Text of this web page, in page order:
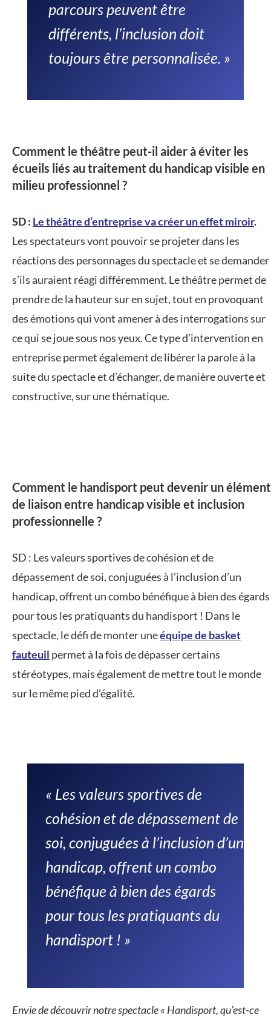
parcours peuvent être
différents, l’inclusion doit
toujours être personnalisée. »
Comment le théâtre peut-il aider à éviter les
écueils liés au traitement du handicap visible en
milieu professionnel ?
SD : Le théâtre d’entreprise va créer un effet miroir.
Les spectateurs vont pouvoir se projeter dans les
réactions des personnages du spectacle et se demander
s’ils auraient réagi différemment. Le théâtre permet de
prendre de la hauteur sur en sujet, tout en provoquant
des émotions qui vont amener à des interrogations sur
ce qui se joue sous nos yeux. Ce type d’intervention en
entreprise permet également de libérer la parole à la
suite du spectacle et d’échanger, de manière ouverte et
constructive, sur une thématique.
Comment le handisport peut devenir un élément
de liaison entre handicap visible et inclusion
professionnelle ?
SD : Les valeurs sportives de cohésion et de
dépassement de soi, conjuguées à l’inclusion d’un
handicap, offrent un combo bénéfique à bien des égards
pour tous les pratiquants du handisport ! Dans le
spectacle, le défi de monter uneéquipe de basket
fauteuil permet à la fois de dépasser certains
stéréotypes, mais également de mettre tout le monde
sur le même pied d’égalité.
« Les valeurs sportives de
cohésion et de dépassement de
soi, conjuguées à l’inclusion d’un
handicap, offrent un combo
bénéfique à bien des égards
pour tous les pratiquants du
handisport ! »
Envie de découvrir notre spectacle « Handisport, qu’est-ce